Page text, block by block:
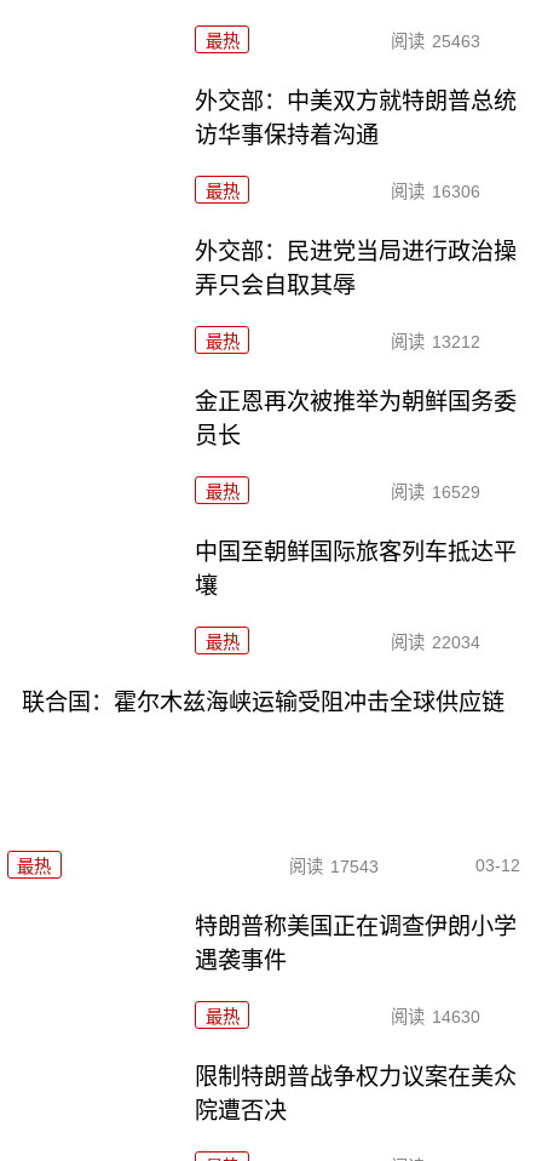
最热 阅读 25463
外交部：中美双方就特朗普总统
访华事保持着沟通
最热 阅读 16306
外交部：民进党当局进行政治操
弄只会自取其辱
最热 阅读 13212
金正恩再次被推举为朝鲜国务委
员长
最热 阅读 16529
中国至朝鲜国际旅客列车抵达平
壤
最热 阅读 22034
联合国：霍尔木兹海峡运输受阻冲击全球供应链
最热 阅读 17543 03-12
特朗普称美国正在调查伊朗小学
遇袭事件
最热 阅读 14630
限制特朗普战争权力议案在美众
院遭否决